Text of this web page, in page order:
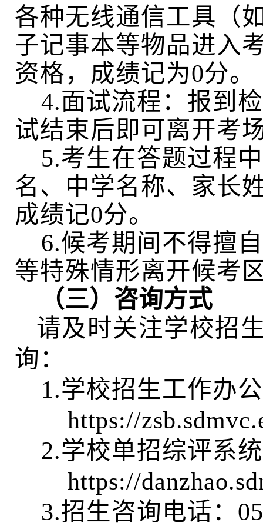
各种无线通信工具（
子记事本等物品进入
资格，成绩记为0分。
4.面试流程：报到
试结束后即可离开考
5.考生在答题过程
名、中学名称、家长
成绩记0分。
6.候考期间不得擅
等特殊情形离开候考
（三）咨询方式
请及时关注学校招
询：
1.学校招生工作办
https://
2.学校单招综评系
https://
3.招生咨询电话：